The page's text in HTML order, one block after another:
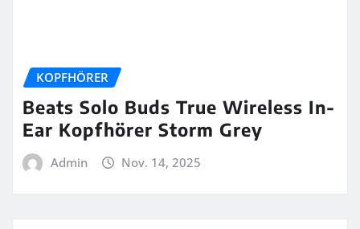
KOPFHÖRER
Beats Solo Buds True Wireless In-
Ear Kopfhörer Storm Grey
Admin Nov. 14, 2025